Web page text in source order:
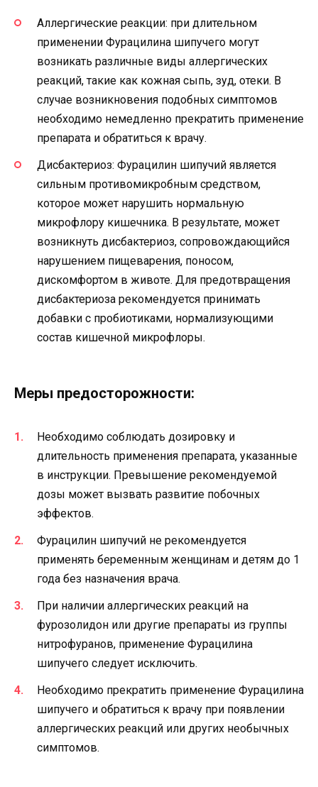
Аллергические реакции: при длительном
применении Фурацилина шипучего могут
возникать различные виды аллергических
реакций, такие как кожная сыпь, зуд, отеки. В
случае возникновения подобных симптомов
необходимо немедленно прекратить применение
препарата и обратиться к врачу.
Дисбактериоз: Фурацилин шипучий является
сильным противомикробным средством,
которое может нарушить нормальную
микрофлору кишечника. В результате, может
возникнуть дисбактериоз, сопровождающийся
нарушением пищеварения, поносом,
дискомфортом в животе. Для предотвращения
дисбактериоза рекомендуется принимать
добавки с пробиотиками, нормализующими
состав кишечной микрофлоры.
Меры предосторожности:
Необходимо соблюдать дозировку и
длительность применения препарата, указанные
в инструкции. Превышение рекомендуемой
дозы может вызвать развитие побочных
эффектов.
Фурацилин шипучий не рекомендуется
применять беременным женщинам и детям до 1
года без назначения врача.
При наличии аллергических реакций на
фурозолидон или другие препараты из группы
нитрофуранов, применение Фурацилина
шипучего следует исключить.
Необходимо прекратить применение Фурацилина
шипучего и обратиться к врачу при появлении
аллергических реакций или других необычных
симптомов.